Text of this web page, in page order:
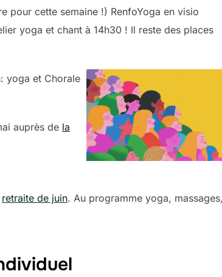
pour cette semaine !) RenfoYoga en visio
yoga et chant à 14h30 ! Il reste des places
yoga et Chorale
auprès de la
retraite de juin. Au programme yoga,